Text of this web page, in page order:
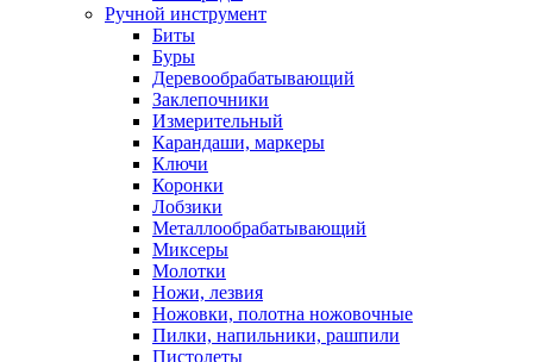
Ручной инструмент
Биты
Буры
Деревообрабатывающий
Заклепочники
Измерительный
Карандаши, маркеры
Ключи
Коронки
Лобзики
Металлообрабатывающий
Миксеры
Молотки
Ножи, лезвия
Ножовки, полотна ножовочные
Пилки, напильники, рашпили
Пистолеты